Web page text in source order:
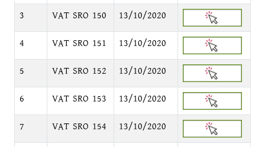
3 VAT SRO 150 13/10/2020
4 VAT SRO 151 13/10/2020
5 VAT SRO 152 13/10/2020
6 VAT SRO 153 13/10/2020
7 VAT SRO 154 13/10/2020